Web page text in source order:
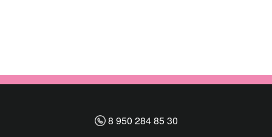
8 950 284 85 30